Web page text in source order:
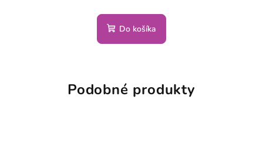
Do košíka
Podobné produkty